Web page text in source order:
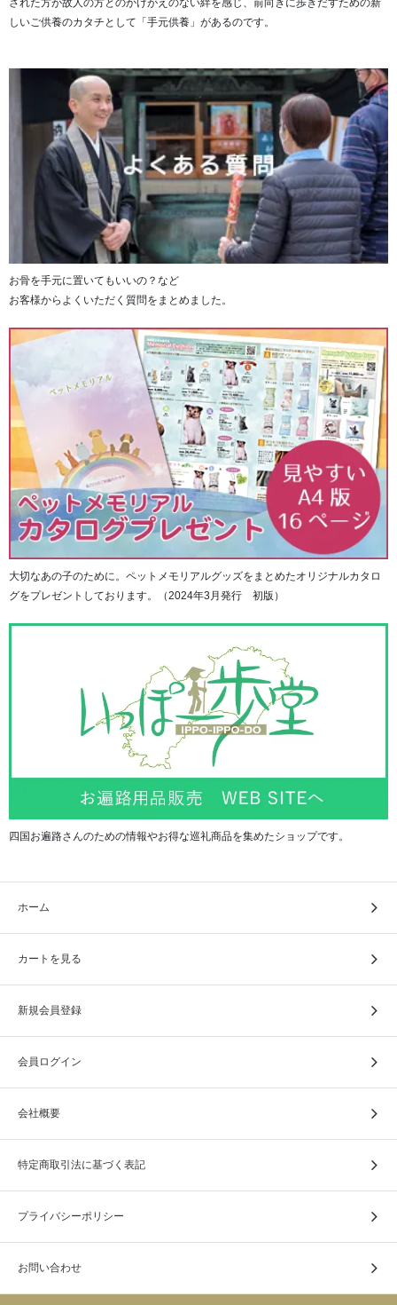
された方が故人の方とのかけがえのない絆を感じ、前向きに歩きだすための新
しいご供養のカタチとして「手元供養」があるのです。
お骨を手元に置いてもいいの？など
お客様からよくいただく質問をまとめました。
大切なあの子のために。ペットメモリアルグッズをまとめたオリジナルカタロ
グをプレゼントしております。（2024年3月発行 初版）
四国お遍路さんのための情報やお得な巡礼商品を集めたショップです。
ホーム
カートを見る
新規会員登録
会員ログイン
会社概要
特定商取引法に基づく表記
プライバシーポリシー
お問い合わせ